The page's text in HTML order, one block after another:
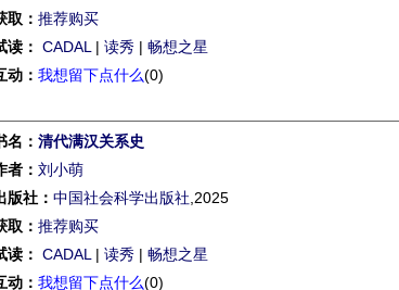
取： 推荐购买
读： CADAL | 读秀 | 畅想之星
动： 我想留下点什么(0)
名： 清代满汉关系史
者： 刘小萌
版社： 中国社会科学出版社 ,2025
取： 推荐购买
读： CADAL | 读秀 | 畅想之星
动： 我想留下点什么(0)